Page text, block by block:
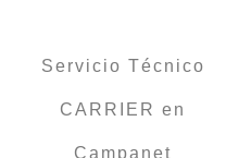
Servicio Técnico
CARRIER en
Campanet